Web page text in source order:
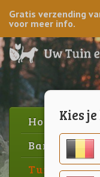
Kies
Gratis verzending
voor meer info.
Home
Barbecue
Tuin